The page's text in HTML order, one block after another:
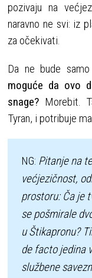
pozivaju na
naravno ne svi: iz
za očekivati.
Da ne bude
moguće da ovo
snage? Morebit.
Tyran, i potribuje
NG: Pitanje na
većjezičnost,
prostoru: Ča je
se pošmirale
u Štikapronu?
de facto jedina
službene